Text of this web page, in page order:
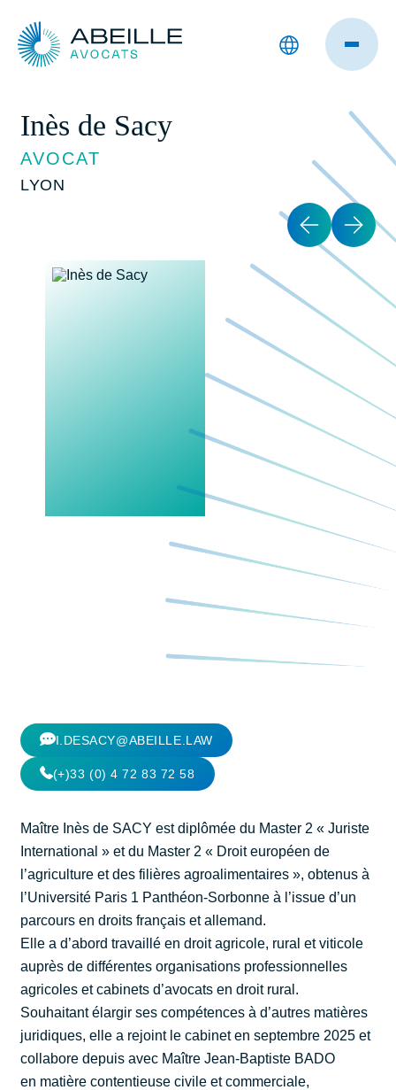
Inès de Sacy
AVOCAT
LYON
I.DESACY@ABEILLE.LAW
(+)33 (0) 4 72 83 72 58
Maître Inès de SACY est diplômée du Master 2 « Juriste
International » et du Master 2 « Droit européen de
l’agriculture et des filières agroalimentaires », obtenus à
l’Université Paris 1 Panthéon-Sorbonne à l’issue d’un
parcours en droits français et allemand.
Elle a d’abord travaillé en droit agricole, rural et viticole
auprès de différentes organisations professionnelles
agricoles et cabinets d’avocats en droit rural.
Souhaitant élargir ses compétences à d’autres matières
juridiques, elle a rejoint le cabinet en septembre 2025 et
collabore depuis avec Maître Jean-Baptiste BADO
en matière contentieuse civile et commerciale,